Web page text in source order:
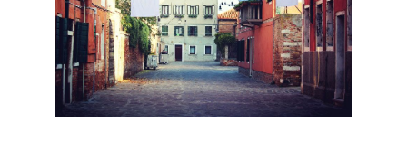
Registration
Calendars